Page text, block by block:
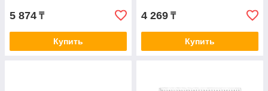
5 874 ₸
Купить
4 269 ₸
Купить